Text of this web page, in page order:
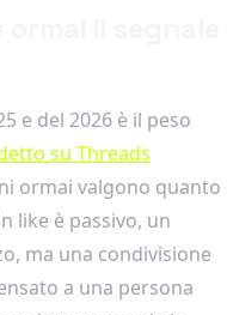
e del 2026 è il peso
su Threads
ormai valgono quanto
like è passivo, un
ma una condivisione
a una persona